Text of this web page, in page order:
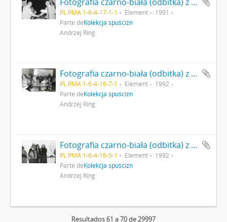
PL PMA 1-6-4-17-1-1 Element
1991
Parte deKolekcja spuścizn
Andrzej Ring
Fotografia czarno-biała (odbitka) z otwarcia wystawy pt. "Nomina Sacra" w Państwowym Muzeum Archeologicznym w 1992 r. Zwiedzanie ekspozycji (Nr 14)
PL PMA 1-6-4-16-7-1 Element
1992
Parte deKolekcja spuścizn
Andrzej Ring
Fotografia czarno-biała (odbitka) z otwarcia wystawy pt. "Nomina Sacra" w Państwowym Muzeum Archeologicznym w 1992 r. Zwiedzanie ekspozycji prof. Jerzey Gąsowski z Instytuty Archeologii Uniwersytetu Warszawskiego (Nr 10)
PL PMA 1-6-4-16-5-1 Element
1992
Parte deKolekcja spuścizn
Andrzej Ring
Resultados 61 a 70 de 29997